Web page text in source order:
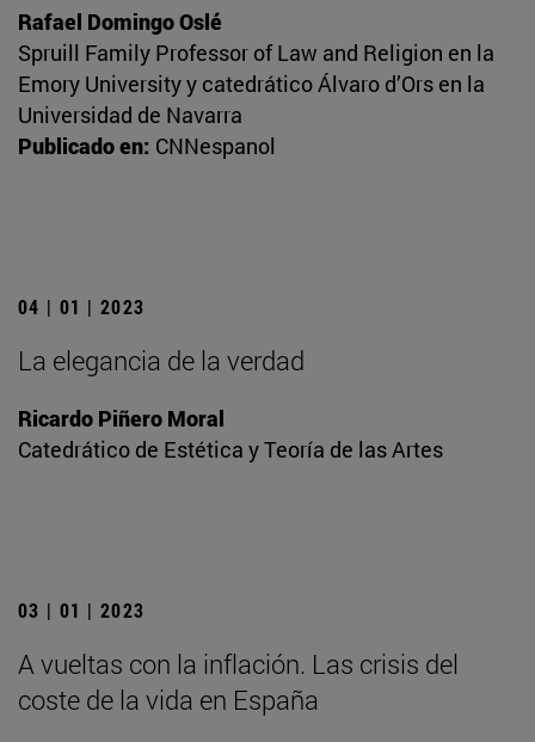
Rafael Domingo Oslé
Spruill Family Professor of Law and Religion en la
Emory University y catedrático Álvaro d’Ors en la
Universidad de Navarra
Publicado en: CNNespanol
04 | 01 | 2023
La elegancia de la verdad
Ricardo Piñero Moral
Catedrático de Estética y Teoría de las Artes
03 | 01 | 2023
A vueltas con la inflación. Las crisis del
coste de la vida en España